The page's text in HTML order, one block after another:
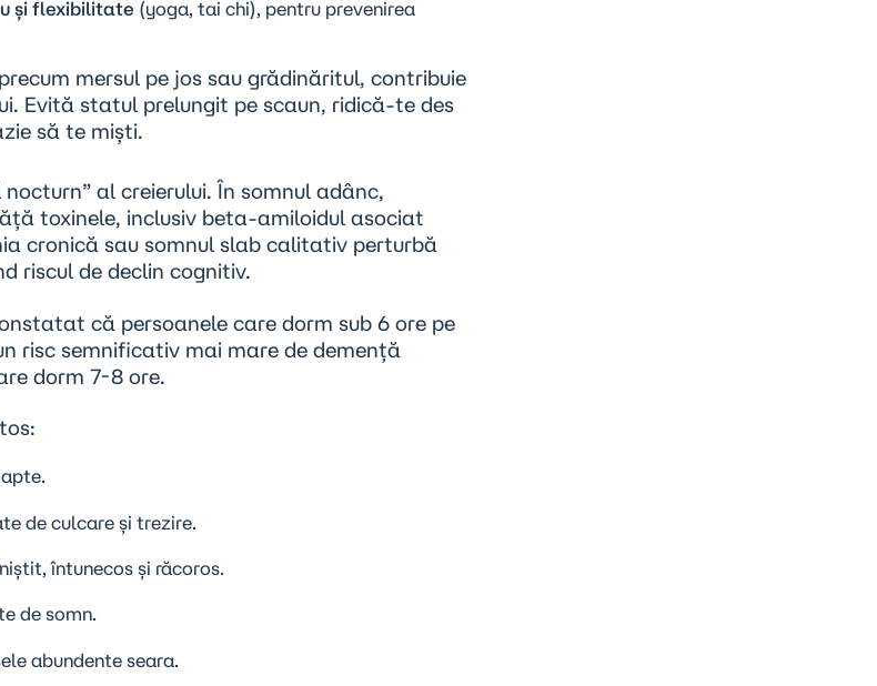
și flexibilitate (yoga, tai chi), pentru prevenirea
mersul pe jos sau grădinăritul, contribuie
Evită statul prelungit pe scaun, ridică-te des
să te miști.
al creierului. În somnul adânc,
toxinele, inclusiv beta-amiloidul asociat
cronică sau somnul slab calitativ perturbă
riscul de declin cognitiv.
că persoanele care dorm sub 6 ore pe
risc semnificativ mai mare de demență
dorm 7-8 ore.
.
de culcare și trezire.
întunecos și răcoros.
de somn.
abundente seara.